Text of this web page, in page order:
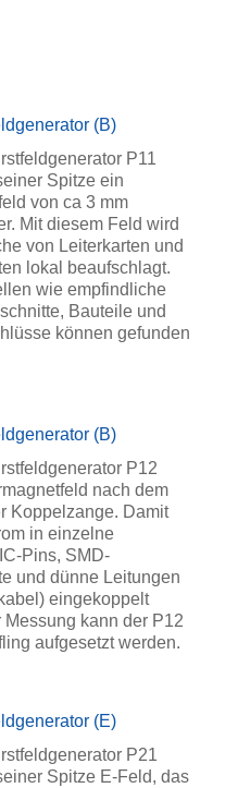
(B)
P11
Spitze ein
von ca 3 mm
Mit diesem Feld wird
von Leiterkarten und
lokal beaufschlagt.
wie empfindliche
Bauteile und
können gefunden
(B)
P12
nach dem
Koppelzange. Damit
in einzelne
Pins, SMD-
und dünne Leitungen
eingekoppelt
Messung kann der P12
aufgesetzt werden.
(E)
P21
Spitze E-Feld, das